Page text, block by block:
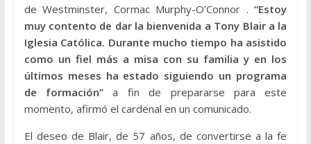
de Westminster, Cormac Murphy-O’Connor .“Estoy
muy contento de dar la bienvenida a Tony Blair a la
Iglesia Católica. Durante mucho tiempo ha asistido
como un fiel más a misa con su familia y en los
últimos meses ha estado siguiendo un programa
de formación”a fin de prepararse para este
momento, afirmó el cardenal en un comunicado.
El deseo de Blair, de 57 años, de convertirse a la fe